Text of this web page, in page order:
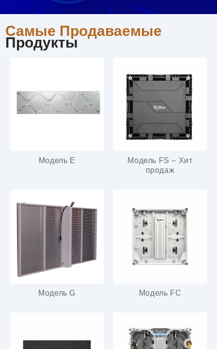
Самые Продаваемые
Продукты
Модель E
Модель FS – Хит
продаж
Модель G Модель FC